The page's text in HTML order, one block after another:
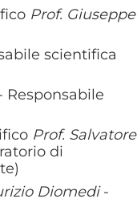
Prof. Giuseppe
scientifica
Responsabile
Prof. Salvatore
di
Diomedi-